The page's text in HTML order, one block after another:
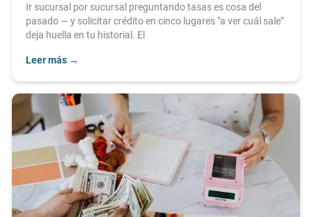
Ir sucursal por sucursal preguntando tasas es cosa del
pasado — y solicitar crédito en cinco lugares "a ver cuál sale"
deja huella en tu historial. El
Leer más →